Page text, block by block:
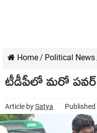
Home/ Political News
టీడీపీలో మ‌రో ప‌వ‌ర్
Article bySatya